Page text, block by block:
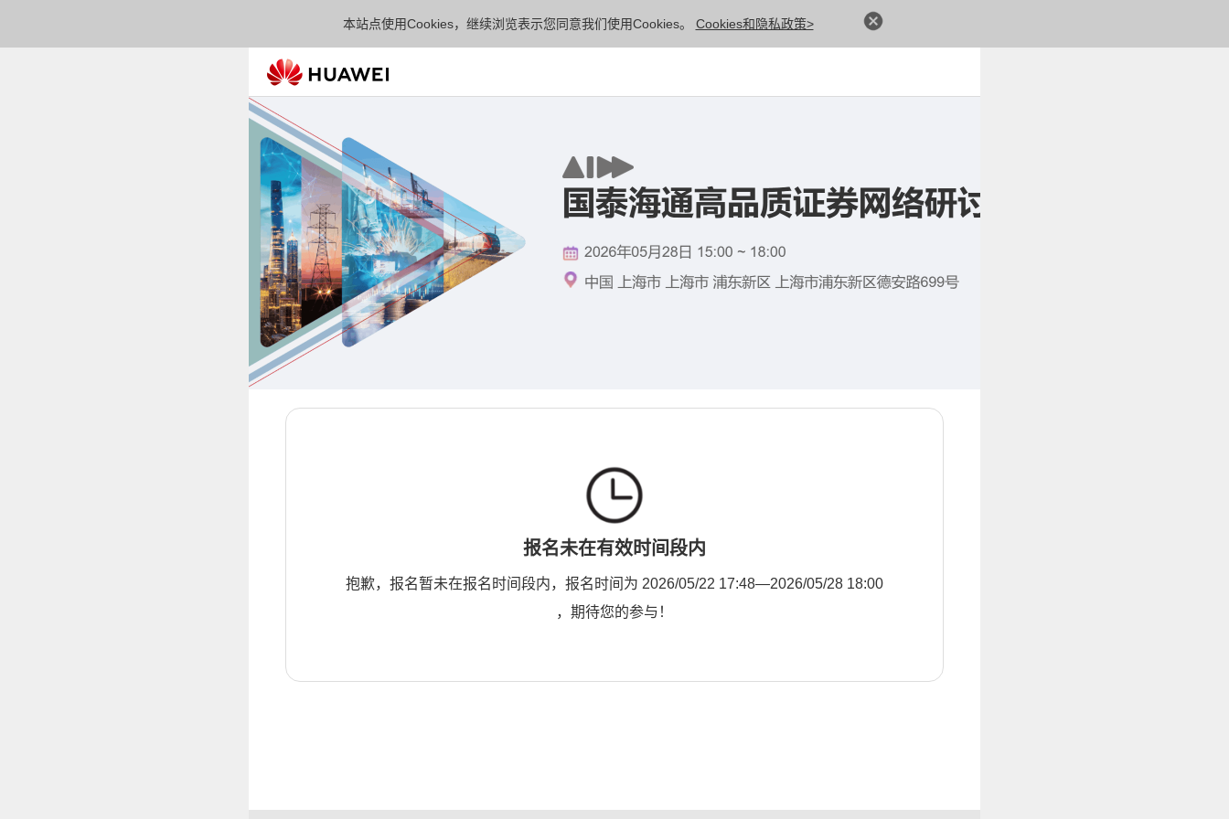
本站点使用Cookies，继续浏览表示您同意我们使用Cookies。 Cookies和隐私政策>
报名未在有效时间段内
抱歉，报名暂未在报名时间段内，报名时间为 2026/05/22 17:48—2026/05/28 18:00
，期待您的参与！